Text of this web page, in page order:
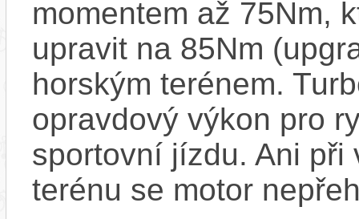
momentem až 75Nm,
upravit na 85Nm
horským terénem.
opravdový výkon pro
sportovní jízdu. Ani
terénu se motor